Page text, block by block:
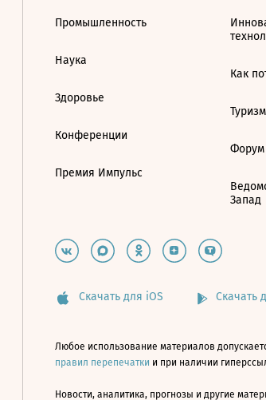
Промышленность
Наука
Здоровье
Конференции
Премия Импульс
Как
Туризм
Форум
Запад
Скачать для iOS Скачать
Любое использование материалов
правил перепечатки и при наличии
Новости, аналитика, прогнозы и другие